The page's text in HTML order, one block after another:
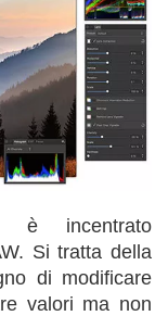
è incentrato
Si tratta della
di modificare
valori ma non